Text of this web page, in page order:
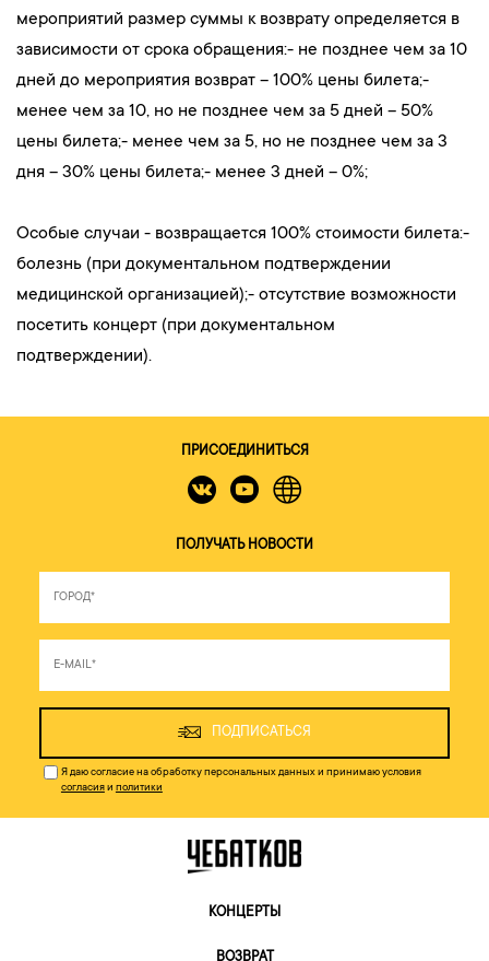
мероприятий размер суммы к возврату определяется в
зависимости от срока обращения:- не позднее чем за 10
дней до мероприятия возврат – 100% цены билета;-
менее чем за 10, но не позднее чем за 5 дней – 50%
цены билета;- менее чем за 5, но не позднее чем за 3
дня – 30% цены билета;- менее 3 дней – 0%;
Особые случаи - возвращается 100% стоимости билета:-
болезнь (при документальном подтверждении
медицинской организацией);- отсутствие возможности
посетить концерт (при документальном
подтверждении).
ПРИСОЕДИНИТЬСЯ
ПОЛУЧАТЬ НОВОСТИ
ПОДПИСАТЬСЯ
Я даю согласие на обработку персональных данных и принимаю условия
согласияи политики
КОНЦЕРТЫ
ВОЗВРАТ